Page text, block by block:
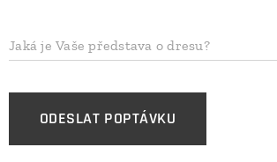
Jaká je Vaše představa o dresu?
ODESLAT POPTÁVKU